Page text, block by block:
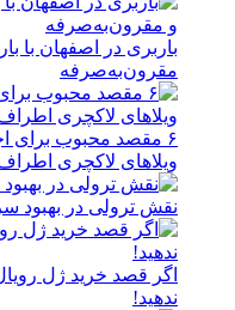
باربری در اصفهان با
مقرون‌به‌صرفه
۶ مقصد محبوب برای
ویلاهای لاکچری
نقش ترولی در بهبود
اگر قصد خرید ژل
ندهید!